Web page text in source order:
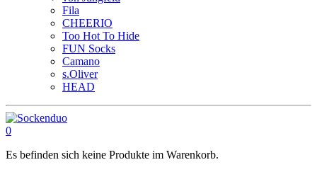
Fila
CHEERIO
Too Hot To Hide
FUN Socks
Camano
s.Oliver
HEAD
0
Es befinden sich keine Produkte im Warenkorb.